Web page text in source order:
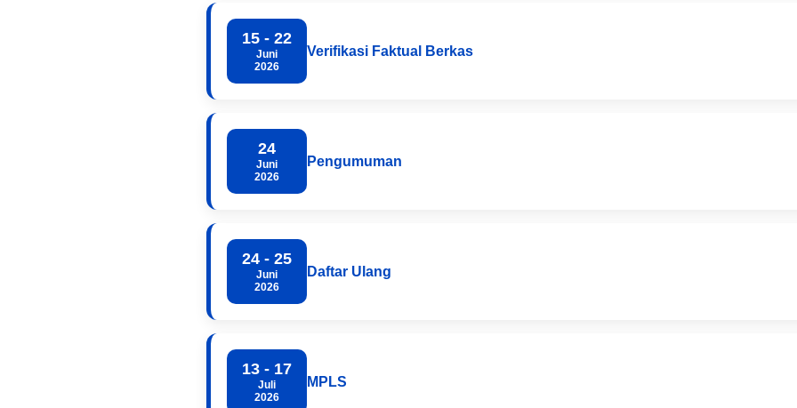
15 - 22
Juni
2026
Verifikasi Faktual Berkas
24
Juni
2026
Pengumuman
24 - 25
Juni
2026
Daftar Ulang
13 - 17
Juli
2026
MPLS